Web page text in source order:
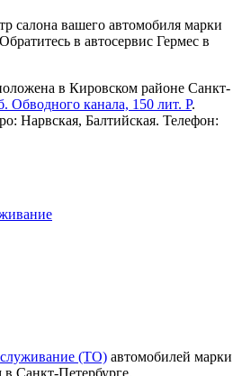
салона вашего автомобиля марки
в автосервис Гермес в
в Кировском районе Санкт-
Обводного канала, 150 лит. Р.
Нарвская, Балтийская. Телефон:
(ТО) автомобилей марки
Санкт-Петербурге.